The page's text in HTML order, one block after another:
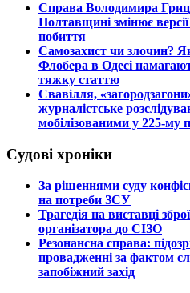
​Справа Володимира
Полтавщині змінює
побиття
​Самозахист чи злочин?
Флобера в Одесі
тяжку статтю
​Свавілля,
журналістське
мобілізованими у 225-му
Судові хроніки
​За рішеннями суду
на потреби ЗСУ
​Трагедія на виставці
організатора до СІЗО
​Резонансна справа:
провадженні за фактом
запобіжний захід